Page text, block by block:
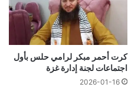
كرت أحمر مبكر لرامي حلس بأول
اجتماعات لجنة إدارة غزة
2026-01-16